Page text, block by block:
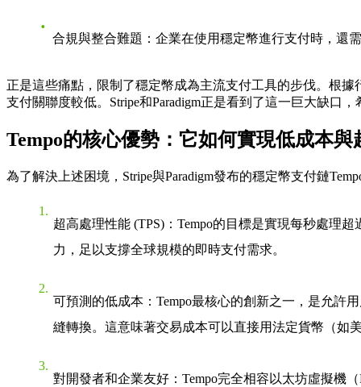
合規與整合難題 ：企業在使用穩定幣進行支付時，
正是這些痛點，限制了穩定幣成為主流支付工具的步伐。根
支付關聯度較低。Stripe和Paradigm正是看到了這一巨大缺口，
Tempo的核心優勢：它如何實現低成本與
為了解決上述困境，Stripe與Paradigm發布的穩定幣支付鏈
超高處理性能 (TPS) ：Tempo的目標是實現每秒處理
力，足以支撐全球規模的即時支付需求。
可預測的低成本 ：Tempo最核心的創新之一，是允
縫轉換。這意味著交易成本可以直接用法定貨幣（如
對開發者和企業友好 ：Tempo完全相容以太坊虛擬